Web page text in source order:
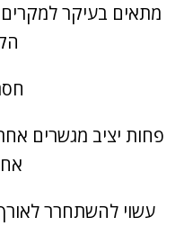
מתאים בעיקר
פחות יציב מגשרים
עשוי להשתחרר